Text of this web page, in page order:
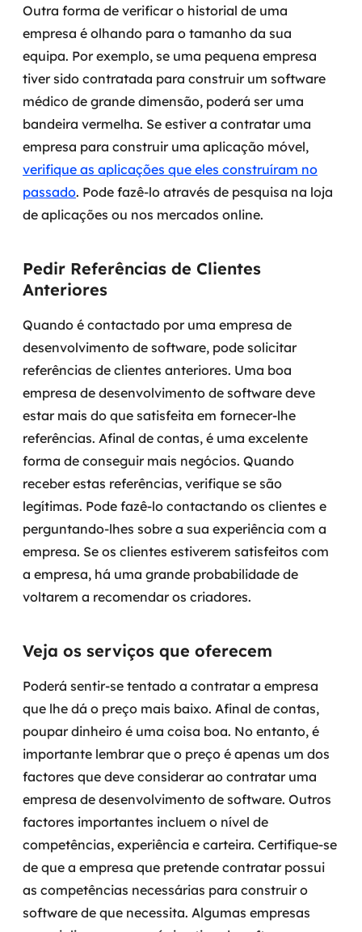
Outra forma de verificar o historial de uma
empresa é olhando para o tamanho da sua
equipa. Por exemplo, se uma pequena empresa
tiver sido contratada para construir um software
médico de grande dimensão, poderá ser uma
bandeira vermelha. Se estiver a contratar uma
empresa para construir uma aplicação móvel,
verifique as aplicações que eles construíram no
passado. Pode fazê-lo através de pesquisa na loja
de aplicações ou nos mercados online.
Pedir Referências de Clientes
Anteriores
Quando é contactado por uma empresa de
desenvolvimento de software, pode solicitar
referências de clientes anteriores. Uma boa
empresa de desenvolvimento de software deve
estar mais do que satisfeita em fornecer-lhe
referências. Afinal de contas, é uma excelente
forma de conseguir mais negócios. Quando
receber estas referências, verifique se são
legítimas. Pode fazê-lo contactando os clientes e
perguntando-lhes sobre a sua experiência com a
empresa. Se os clientes estiverem satisfeitos com
a empresa, há uma grande probabilidade de
voltarem a recomendar os criadores.
Veja os serviços que oferecem
Poderá sentir-se tentado a contratar a empresa
que lhe dá o preço mais baixo. Afinal de contas,
poupar dinheiro é uma coisa boa. No entanto, é
importante lembrar que o preço é apenas um dos
factores que deve considerar ao contratar uma
empresa de desenvolvimento de software. Outros
factores importantes incluem o nível de
competências, experiência e carteira. Certifique-se
de que a empresa que pretende contratar possui
as competências necessárias para construir o
software de que necessita. Algumas empresas